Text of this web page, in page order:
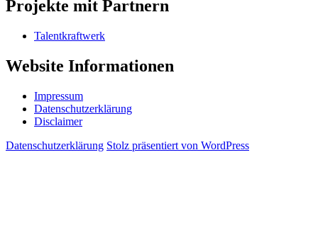
Pro­jek­te mit Partnern
Tal­ent­kraft­werk
Web­site Informationen
Impres­sum
Daten­schutz­er­klä­rung
Dis­clai­mer
Daten­schutz­er­klä­rung Stolz präsentiert von WordPress